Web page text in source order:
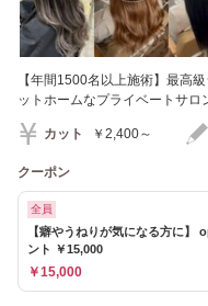
【年間1500名以上施術】最高
ットホームなプライベートサ
カット ￥2,400～
クーポン
全員
【癖やうねりが気になる方に】
ント ￥15,000
￥15,000